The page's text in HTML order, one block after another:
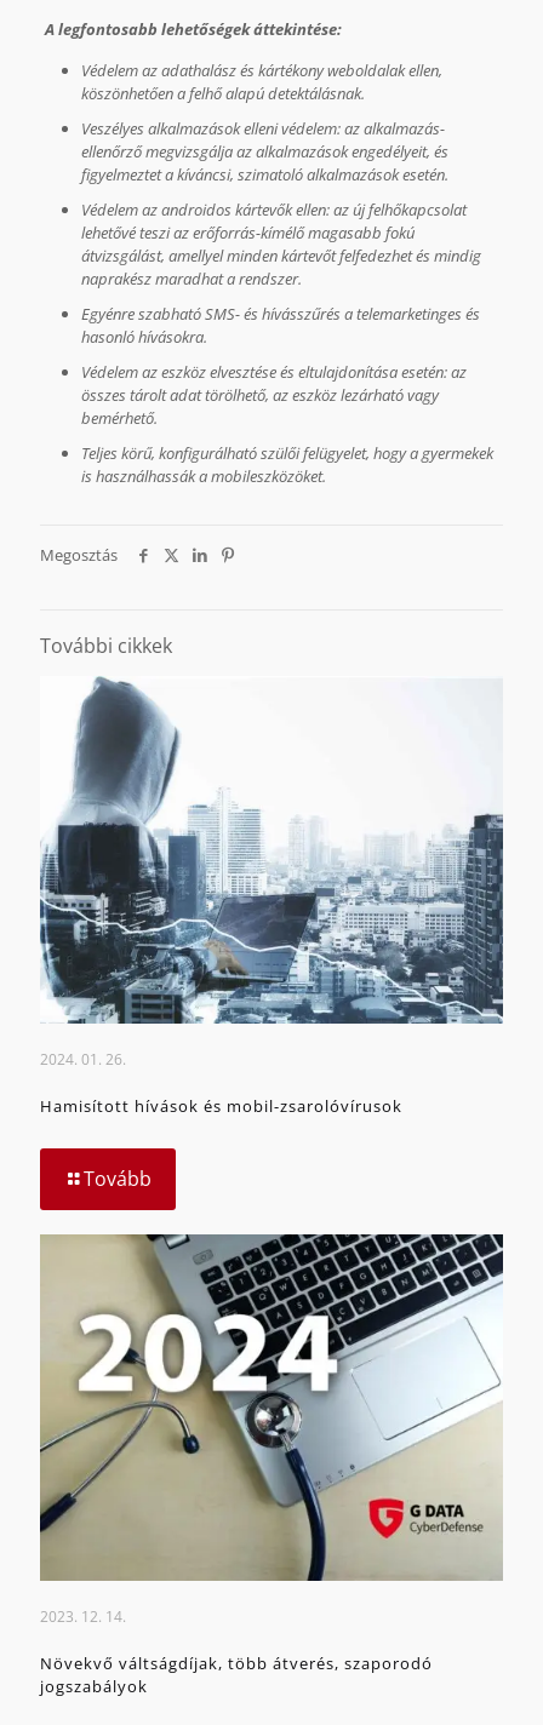
A legfontosabb lehetőségek áttekintése:
Védelem az adathalász és kártékony weboldalak ellen,
köszönhetően a felhő alapú detektálásnak.
Veszélyes alkalmazások elleni védelem: az alkalmazás-
ellenőrző megvizsgálja az alkalmazások engedélyeit, és
figyelmeztet a kíváncsi, szimatoló alkalmazások esetén.
Védelem az androidos kártevők ellen: az új felhőkapcsolat
lehetővé teszi az erőforrás-kímélő magasabb fokú
átvizsgálást, amellyel minden kártevőt felfedezhet és mindig
naprakész maradhat a rendszer.
Egyénre szabható SMS- és hívásszűrés a telemarketinges és
hasonló hívásokra.
Védelem az eszköz elvesztése és eltulajdonítása esetén: az
összes tárolt adat törölhető, az eszköz lezárható vagy
bemérhető.
Teljes körű, konfigurálható szülői felügyelet, hogy a gyermekek
is használhassák a mobileszközöket.
Megosztás
További cikkek
2024. 01. 26.
Hamisított hívások és mobil-zsarolóvírusok
Tovább
2023. 12. 14.
Növekvő váltságdíjak, több átverés, szaporodó
jogszabályok